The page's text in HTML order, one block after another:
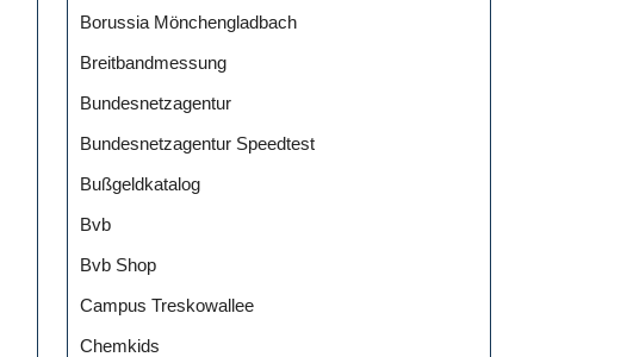
Borussia Mönchengladbach
Breitbandmessung
Bundesnetzagentur
Bundesnetzagentur Speedtest
Bußgeldkatalog
Bvb
Bvb Shop
Campus Treskowallee
Chemkids